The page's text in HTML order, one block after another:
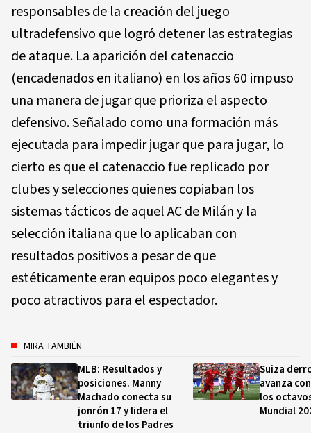
responsables de la creación del juego
ultradefensivo que logró detener las estrategias
de ataque. La aparición del catenaccio
(encadenados en italiano) en los años 60 impuso
una manera de jugar que prioriza el aspecto
defensivo. Señalado como una formación más
ejecutada para impedir jugar que para jugar, lo
cierto es que el catenaccio fue replicado por
clubes y selecciones quienes copiaban los
sistemas tácticos de aquel AC de Milán y la
selección italiana que lo aplicaban con
resultados positivos a pesar de que
estéticamente eran equipos poco elegantes y
poco atractivos para el espectador.
MIRA TAMBIÉN
MLB: Resultados y
posiciones. Manny
Machado conecta su
jonrón 17 y lidera el
triunfo de los Padres
Suiza
avanza
los
Mundial